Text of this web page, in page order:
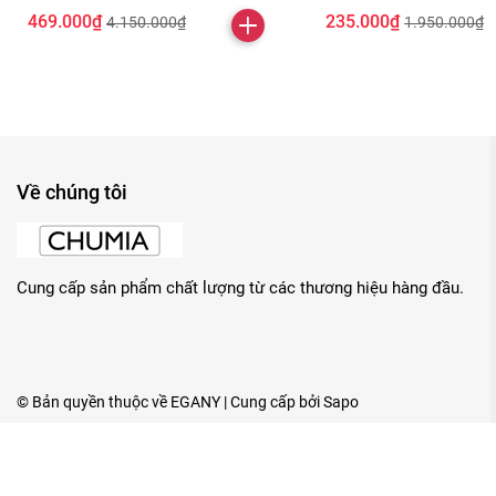
469.000₫ 4.150.000₫ 235.000₫ 1.950.000₫
Về chúng tôi
Cung cấp sản phẩm chất lượng từ các thương hiệu hàng đầu.
© Bản quyền thuộc về EGANY | Cung cấp bởiSapo